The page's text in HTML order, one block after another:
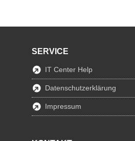
SERVICE
IT Center Help
Datenschutzerklärung
Impressum